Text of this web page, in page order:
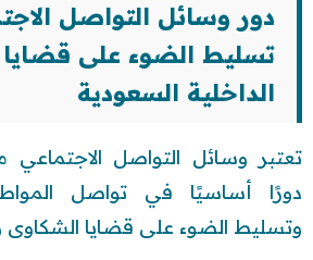
دور وسائل التواصل
تسليط الضوء على
الداخلية السعودية
تعتبر وسائل التواصل
دورًا أساسيًا في تواصل
وتسليط الضوء على قضايا الشكاوى